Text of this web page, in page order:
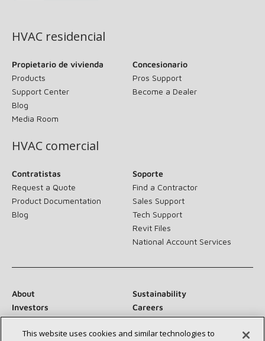
HVAC residencial
Propietario de vivienda
Products
Support Center
Blog
Media Room
Concesionario
Pros Support
Become a Dealer
HVAC comercial
Contratistas
Request a Quote
Product Documentation
Blog
Soporte
Find a Contractor
Sales Support
Tech Support
Revit Files
National Account Services
About
Sustainability
Investors
Careers
Suppliers
Contact Us
Newsroom
This website uses cookies and similar technologies to